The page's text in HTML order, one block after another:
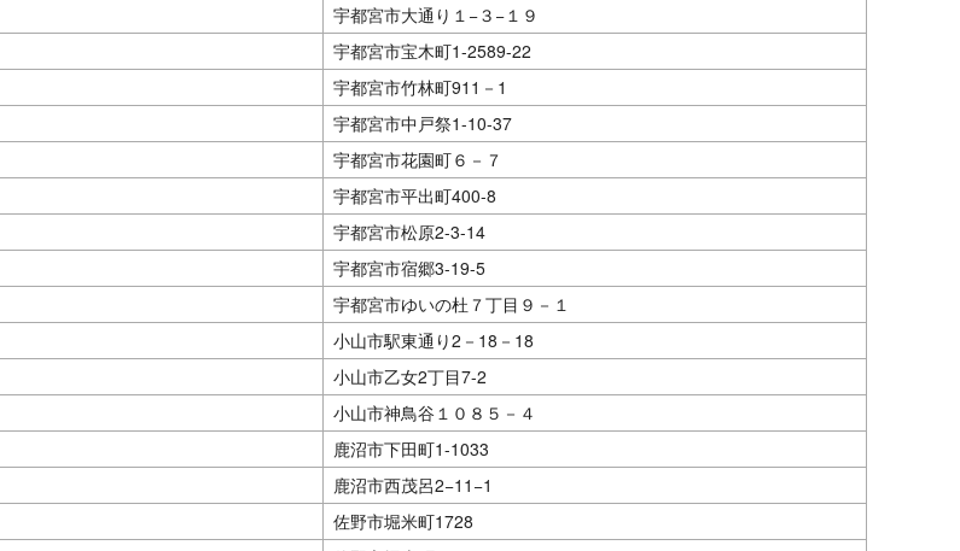
宇都宮市大通り１−３−１９
宇都宮市宝木町1-2589-22
宇都宮市竹林町911－1
宇都宮市中戸祭1-10-37
宇都宮市花園町６－７
宇都宮市平出町400-8
宇都宮市松原2-3-14
宇都宮市宿郷3-19-5
宇都宮市ゆいの杜７丁目９－１
小山市駅東通り2－18－18
小山市乙女2丁目7-2
小山市神鳥谷１０８５－４
鹿沼市下田町1-1033
鹿沼市西茂呂2−11−1
佐野市堀米町1728